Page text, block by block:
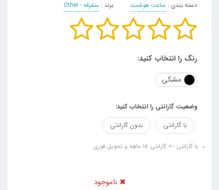
دسته بندی : ساعت هوشمند برند : متفرقه - Other
رنگ را انتخاب کنید:
مشکی
وضعیت گارانتی را انتخاب کنید:
با گارانتی
بدون گارانتی
با گارانتی --> گارانتی 18 ماهه و تحویل فوری
ناموجود